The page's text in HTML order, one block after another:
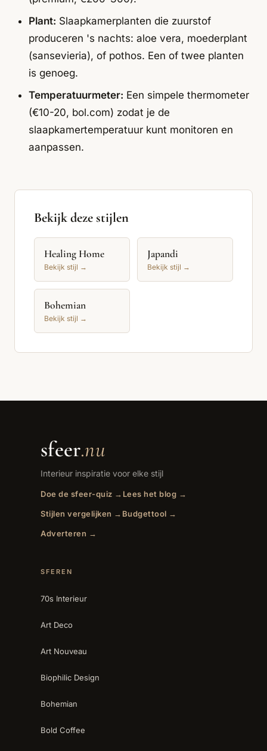
Plant: Slaapkamerplanten die zuurstof
produceren 's nachts: aloe vera, moederplant
(sansevieria), of pothos. Een of twee planten
is genoeg.
Temperatuurmeter: Een simpele thermometer
(€10-20, bol.com) zodat je de
slaapkamertemperatuur kunt monitoren en
aanpassen.
Bekijk deze stijlen
Healing Home
Bekijk stijl →
Japandi
Bekijk stijl →
Bohemian
Bekijk stijl →
sfeer.nu
Interieur inspiratie voor elke stijl
Doe de sfeer-quiz → Lees het blog →
Stijlen vergelijken → Budgettool →
Adverteren →
SFEREN
70s Interieur
Art Deco
Art Nouveau
Biophilic Design
Bohemian
Bold Coffee